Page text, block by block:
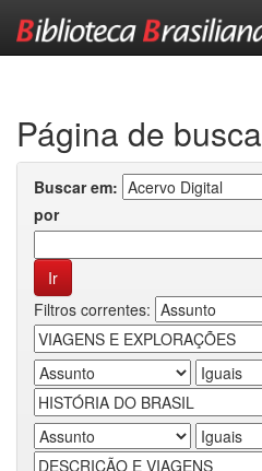
Página de busca
Buscar em:
por
Filtros correntes: